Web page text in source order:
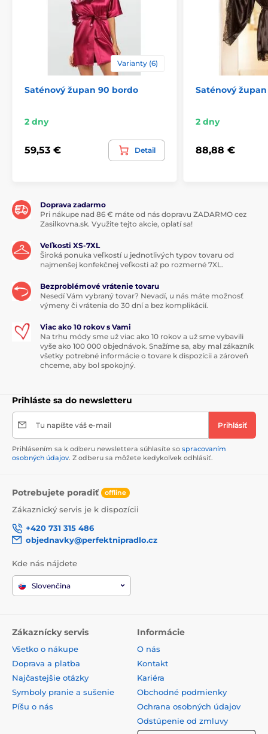
Varianty (6)
Saténový župan 90 bordo
2 dny
59,53 € Detail
Saténový
2 dny
88,88 €
Doprava zadarmo
Pri nákupe nad 86 € máte od nás dopravu ZADARMO cez
Zasilkovna.sk. Využite tejto akcie, oplatí sa!
Veľkosti XS-7XL
Široká ponuka veľkostí u jednotlivých typov tovaru od
najmenšej konfekčnej veľkosti až po rozmerné 7XL.
Bezproblémové vrátenie tovaru
Nesedí Vám vybraný tovar? Nevadí, u nás máte možnosť
výmeny či vrátenia do 30 dní a bez komplikácií.
Viac ako 10 rokov s Vami
Na trhu módy sme už viac ako 10 rokov a už sme vybavili
vyše ako 100 000 objednávok. Snažíme sa, aby mal zákazník
všetky potrebné informácie o tovare k dispozícii a zároveň
chceme, aby bol spokojný.
Prihláste sa do newsletteru
Tu napíšte váš e-mail Prihlásiť
Prihlásením sa k odberu newslettera súhlasíte so spracovaním
osobných údajov. Z odberu sa môžete kedykoľvek odhlásiť.
Potrebujete poradiť offline
Zákaznický servis je k dispozícii
+420 731 315 486
objednavky@perfektnipradlo.cz
Kde nás nájdete
Slovenčina
Zákaznícky servis
Všetko o nákupe
Doprava a platba
Najčastejšie otázky
Symboly pranie a sušenie
Píšu o nás
Informácie
O nás
Kontakt
Kariéra
Obchodné podmienky
Ochrana osobných údajov
Odstúpenie od zmluvy